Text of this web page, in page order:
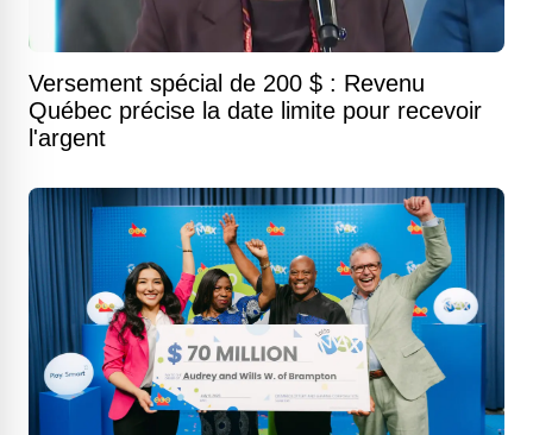
Versement spécial de 200 $ : Revenu
Québec précise la date limite pour recevoir
l'argent